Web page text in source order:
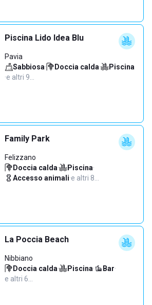
Piscina Lido Idea Blu
Pavia
Sabbiosa· Doccia calda·
Piscina
·e altri 9…
Family Park
Felizzano
Doccia calda· Piscina·
Accesso animali·e altri 8…
La Poccia Beach
Nibbiano
Doccia calda· Piscina· Bar·
e altri 6…